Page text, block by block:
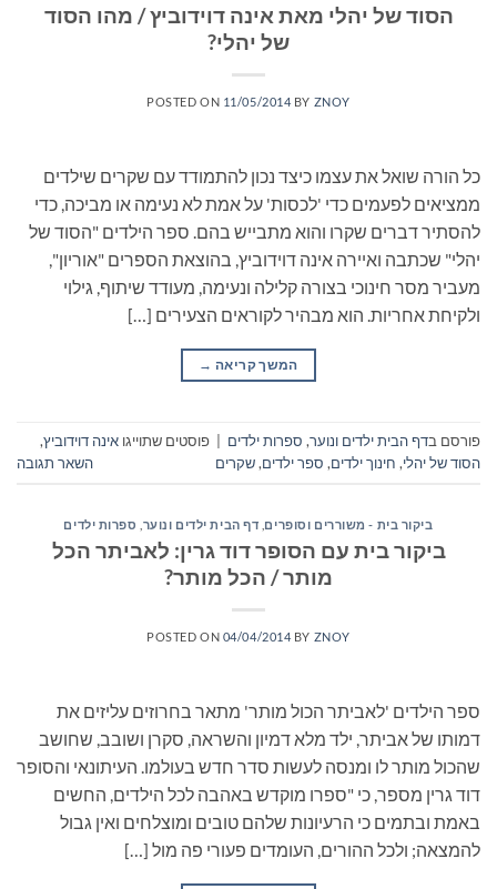
הסוד של יהלי מאת אינה דוידוביץ / מהו הסוד
של יהלי?
POSTED ON 11/05/2014 BY ZNOY
כל הורה שואל את עצמו כיצד נכון להתמודד עם שקרים שילדים
ממציאים לפעמים כדי 'לכסות' על אמת לא נעימה או מביכה, כדי
להסתיר דברים שקרו והוא מתבייש בהם. ספר הילדים "הסוד של
יהלי" שכתבה ואיירה אינה דוידוביץ, בהוצאת הספרים "אוריון",
מעביר מסר חינוכי בצורה קלילה ונעימה, מעודד שיתוף, גילוי
ולקיחת אחריות. הוא מבהיר לקוראים הצעירים […]
המשך קריאה →
פורסם בדף הבית ילדים ונוער, ספרות ילדים פוסטים שתוייגו אינה דוידוביץ,
הסוד של יהלי, חינוך ילדים, ספר ילדים,שקרים השאר תגובה
ביקור בית - משוררים וסופרים דף הבית ילדים ונוער ספרות ילדים
ביקור בית עם הסופר דוד גרין: לאביתר הכל
מותר / הכל מותר?
POSTED ON 04/04/2014 BY ZNOY
ספר הילדים 'לאביתר הכול מותר' מתאר בחרוזים עליזים את
דמותו של אביתר, ילד מלא דמיון והשראה, סקרן ושובב, שחושב
שהכול מותר לו ומנסה לעשות סדר חדש בעולמו. העיתונאי והסופר
דוד גרין מספר, כי "ספרו מוקדש באהבה לכל הילדים, החשים
באמת ובתמים כי הרעיונות שלהם טובים ומוצלחים ואין גבול
להמצאה; ולכל ההורים, העומדים פעורי פה מול […]